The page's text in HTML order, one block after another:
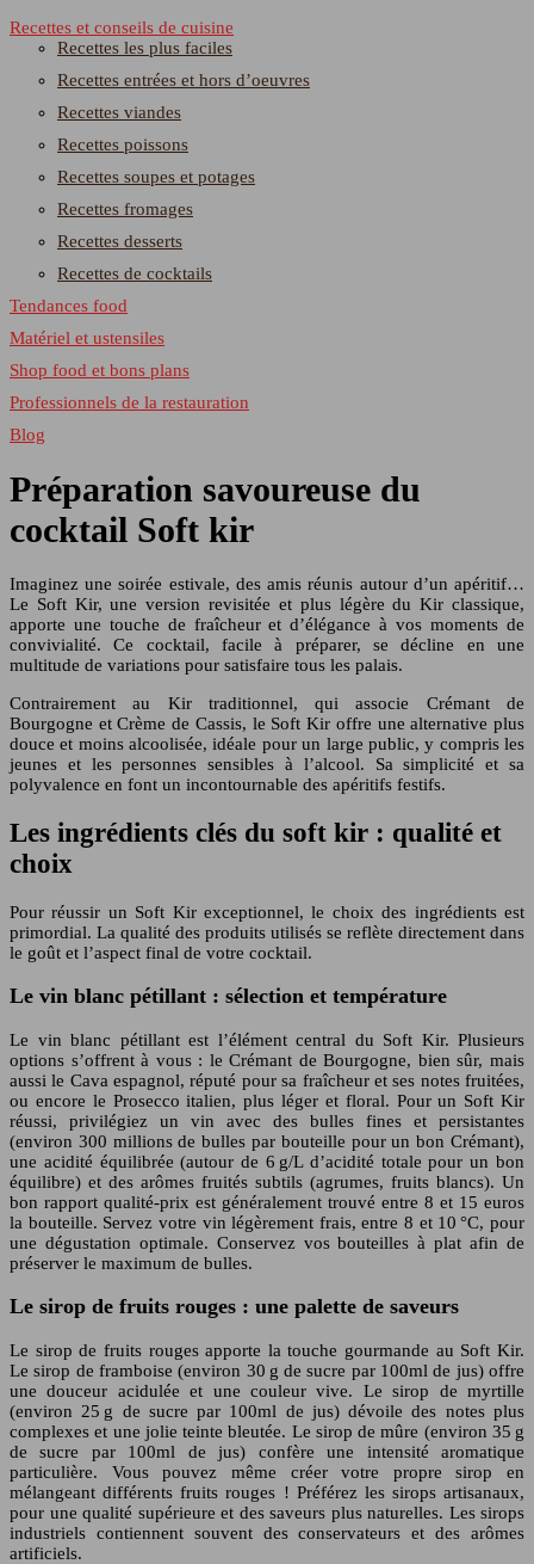
Recettes et conseils de cuisine
Recettes les plus faciles
Recettes entrées et hors d’oeuvres
Recettes viandes
Recettes poissons
Recettes soupes et potages
Recettes fromages
Recettes desserts
Recettes de cocktails
Tendances food
Matériel et ustensiles
Shop food et bons plans
Professionnels de la restauration
Blog
Préparation savoureuse du
cocktail Soft kir
Imaginez une soirée estivale, des amis réunis autour d’un apéritif…
Le Soft Kir, une version revisitée et plus légère du Kir classique,
apporte une touche de fraîcheur et d’élégance à vos moments de
convivialité. Ce cocktail, facile à préparer, se décline en une
multitude de variations pour satisfaire tous les palais.
Contrairement au Kir traditionnel, qui associe Crémant de
Bourgogne et Crème de Cassis, le Soft Kir offre une alternative plus
douce et moins alcoolisée, idéale pour un large public, y compris les
jeunes et les personnes sensibles à l’alcool. Sa simplicité et sa
polyvalence en font un incontournable des apéritifs festifs.
Les ingrédients clés du soft kir : qualité et
choix
Pour réussir un Soft Kir exceptionnel, le choix des ingrédients est
primordial. La qualité des produits utilisés se reflète directement dans
le goût et l’aspect final de votre cocktail.
Le vin blanc pétillant : sélection et température
Le vin blanc pétillant est l’élément central du Soft Kir. Plusieurs
options s’offrent à vous : le Crémant de Bourgogne, bien sûr, mais
aussi le Cava espagnol, réputé pour sa fraîcheur et ses notes fruitées,
ou encore le Prosecco italien, plus léger et floral. Pour un Soft Kir
réussi, privilégiez un vin avec des bulles fines et persistantes
(environ 300 millions de bulles par bouteille pour un bon Crémant),
une acidité équilibrée (autour de 6 g/L d’acidité totale pour un bon
équilibre) et des arômes fruités subtils (agrumes, fruits blancs). Un
bon rapport qualité-prix est généralement trouvé entre 8 et 15 euros
la bouteille. Servez votre vin légèrement frais, entre 8 et 10 °C, pour
une dégustation optimale. Conservez vos bouteilles à plat afin de
préserver le maximum de bulles.
Le sirop de fruits rouges : une palette de saveurs
Le sirop de fruits rouges apporte la touche gourmande au Soft Kir.
Le sirop de framboise (environ 30 g de sucre par 100ml de jus) offre
une douceur acidulée et une couleur vive. Le sirop de myrtille
(environ 25 g de sucre par 100ml de jus) dévoile des notes plus
complexes et une jolie teinte bleutée. Le sirop de mûre (environ 35 g
de sucre par 100ml de jus) confère une intensité aromatique
particulière. Vous pouvez même créer votre propre sirop en
mélangeant différents fruits rouges ! Préférez les sirops artisanaux,
pour une qualité supérieure et des saveurs plus naturelles. Les sirops
industriels contiennent souvent des conservateurs et des arômes
artificiels.